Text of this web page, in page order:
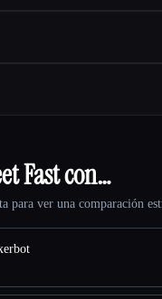
Fast con…
para ver una comparación